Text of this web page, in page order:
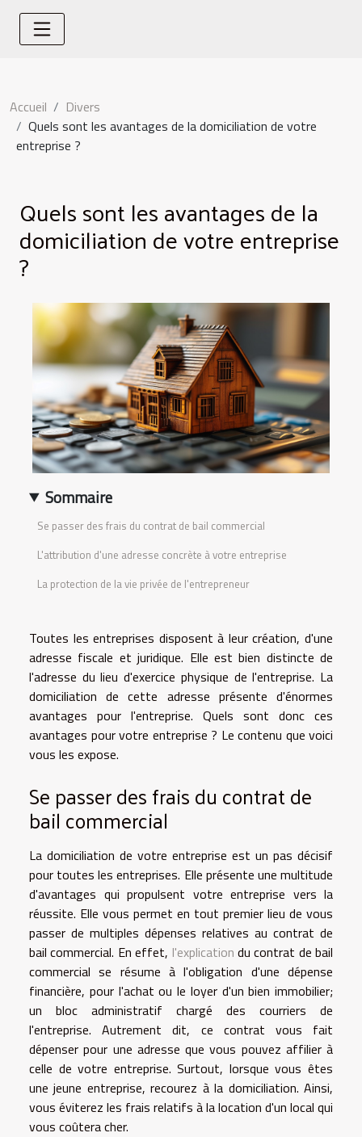
Accueil
Divers
Quels sont les avantages de la domiciliation de votre
entreprise ?
Quels sont les avantages de la
domiciliation de votre entreprise
?
Sommaire
Se passer des frais du contrat de bail commercial
L'attribution d'une adresse concrète à votre entreprise
La protection de la vie privée de l'entrepreneur
Toutes les entreprises disposent à leur création, d'une
adresse fiscale et juridique. Elle est bien distincte de
l'adresse du lieu d'exercice physique de l'entreprise. La
domiciliation de cette adresse présente d'énormes
avantages pour l'entreprise. Quels sont donc ces
avantages pour votre entreprise ? Le contenu que voici
vous les expose.
Se passer des frais du contrat de
bail commercial
La domiciliation de votre entreprise est un pas décisif
pour toutes les entreprises. Elle présente une multitude
d'avantages qui propulsent votre entreprise vers la
réussite. Elle vous permet en tout premier lieu de vous
passer de multiples dépenses relatives au contrat de
bail commercial. En effet, l'explication du contrat de bail
commercial se résume à l'obligation d'une dépense
financière, pour l'achat ou le loyer d'un bien immobilier;
un bloc administratif chargé des courriers de
l'entreprise. Autrement dit, ce contrat vous fait
dépenser pour une adresse que vous pouvez affilier à
celle de votre entreprise. Surtout, lorsque vous êtes
une jeune entreprise, recourez à la domiciliation. Ainsi,
vous éviterez les frais relatifs à la location d'un local qui
vous coûtera cher.